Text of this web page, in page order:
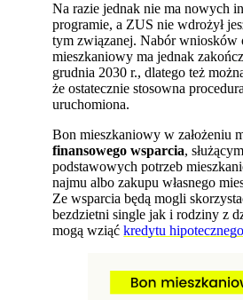
Na razie jednak nie ma nowych
programie, a ZUS nie wdrożył
tym związanej. Nabór wniosków
mieszkaniowy ma jednak
grudnia 2030 r., dlatego też
że ostatecznie stosowna
uruchomiona.
Bon mieszkaniowy w założeniu
finansowego wsparcia,
podstawowych potrzeb
najmu albo zakupu własnego
Ze wsparcia będą mogli
bezdzietni single jak i rodziny z
mogą wziąćkredytu hipotecznego